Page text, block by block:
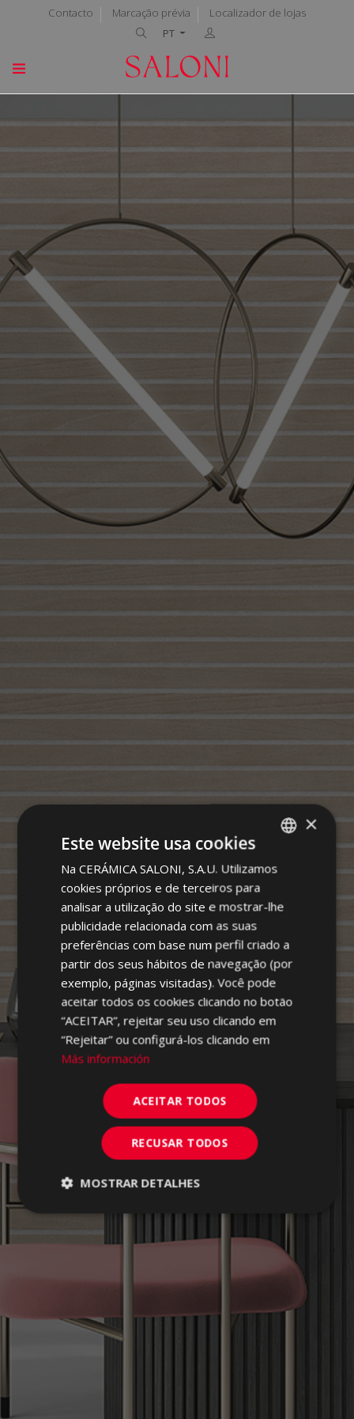
Contacto Marcação prévia
Localizador de lojas
PT
WIRE SPANISH
ENGLISH
GERMAN
PORTUGUESE
×
Este website usa cookies
Na CERÁMICA SALONI, S.A.U. Utilizamos
cookies próprios e de terceiros para
analisar a utilização do site e mostrar-lhe
publicidade relacionada com as suas
preferências com base num perfil criado a
partir dos seus hábitos de navegação (por
exemplo, páginas visitadas). Você pode
aceitar todos os cookies clicando no botão
“ACEITAR”, rejeitar seu uso clicando em
“Rejeitar” ou configurá-los clicando em
Más información
ACEITAR TODOS
RECUSAR TODOS
MOSTRAR DETALHES